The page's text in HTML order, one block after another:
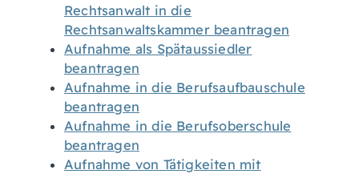
Rechtsanwalt in die
Rechtsanwaltskammer beantragen
Aufnahme als Spätaussiedler
beantragen
Aufnahme in die Berufsaufbauschule
beantragen
Aufnahme in die Berufsoberschule
beantragen
Aufnahme von Tätigkeiten mit